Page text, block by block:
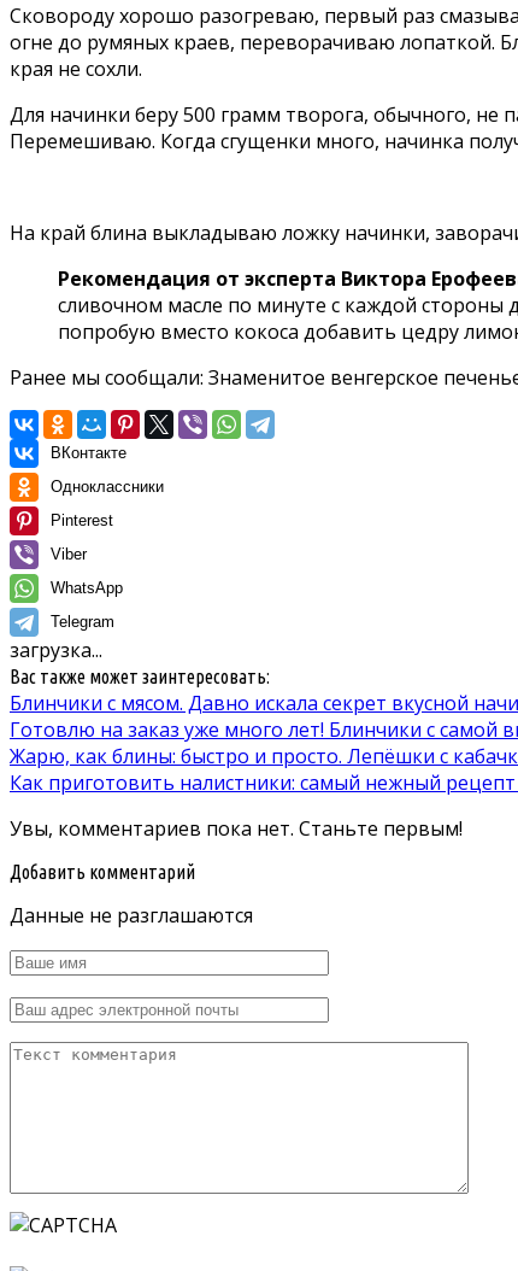
Сковороду хорошо разогреваю, первый раз
огне до румяных краев, переворачиваю лопаткой.
края не сохли.
Для начинки беру 500 грамм творога, обычного, не
Перемешиваю. Когда сгущенки много, начинка
На край блина выкладываю ложку начинки,
Рекомендация от эксперта Виктора
сливочном масле по минуте с каждой стороны
попробую вместо кокоса добавить цедру
Ранее мы сообщали: Знаменитое венгерское
ВКонтакте
Одноклассники
Pinterest
Viber
WhatsApp
Telegram
загрузка...
Вас также может заинтересовать:
Блинчики с мясом. Давно искала секрет вкусной
Готовлю на заказ уже много лет! Блинчики с самой
Жарю, как блины: быстро и просто. Лепёшки с
Как приготовить налистники: самый нежный
Увы, комментариев пока нет. Станьте первым!
Добавить комментарий
Данные не разглашаются